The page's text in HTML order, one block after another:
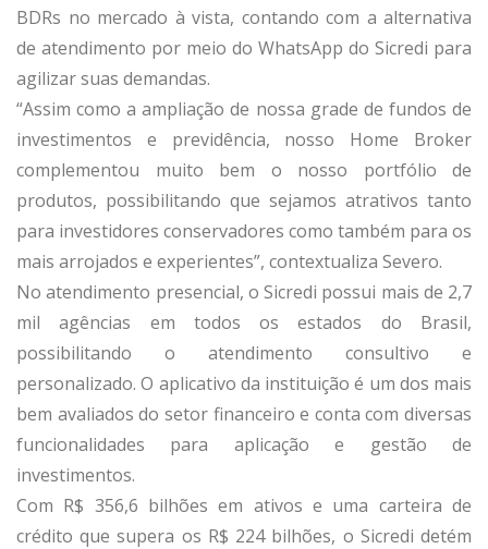
BDRs no mercado à vista, contando com a alternativa
de atendimento por meio do WhatsApp do Sicredi para
agilizar suas demandas.
“Assim como a ampliação de nossa grade de fundos de
investimentos e previdência, nosso Home Broker
complementou muito bem o nosso portfólio de
produtos, possibilitando que sejamos atrativos tanto
para investidores conservadores como também para os
mais arrojados e experientes”, contextualiza Severo.
No atendimento presencial, o Sicredi possui mais de 2,7
mil agências em todos os estados do Brasil,
possibilitando o atendimento consultivo e
personalizado. O aplicativo da instituição é um dos mais
bem avaliados do setor financeiro e conta com diversas
funcionalidades para aplicação e gestão de
investimentos.
Com R$ 356,6 bilhões em ativos e uma carteira de
crédito que supera os R$ 224 bilhões, o Sicredi detém